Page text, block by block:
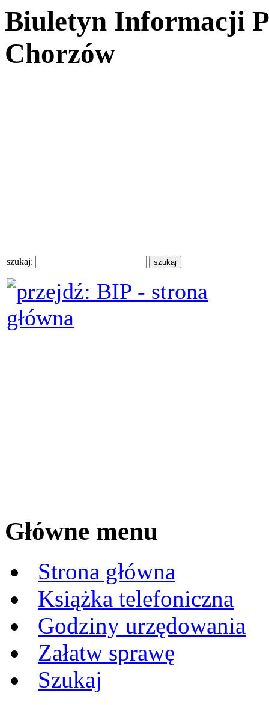
Biuletyn Informacji
Chorzów
szukaj:
Główne menu
Strona główna
Książka telefoniczna
Godziny urzędowania
Załatw sprawę
Szukaj